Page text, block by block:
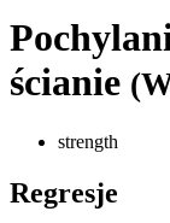
ścianie
strength
Regresje